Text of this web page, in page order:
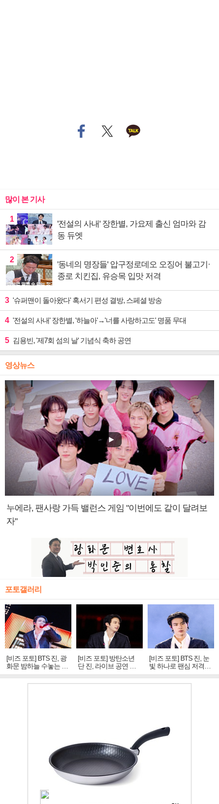
많이 본 기사
1
'전설의 사내' 장한별, 가요제 출신 엄마와 감
동 듀엣
2
'동네의 명장들' 압구정로데오 오징어 불고기·
종로 치킨집, 유승목 입맛 저격
3 '슈퍼맨이 돌아왔다' 혹서기 편성 결방, 스페셜 방송
4 '전설의 사내' 장한별, '하늘아'→'너를 사랑하고도' 명품 무대
5 김용빈, '제7회 섬의 날' 기념식 축하 공연
영상뉴스
누에라, 팬사랑 가득 밸런스 게임 "이번에도 같이 달려보
자"
포토갤러리
[비즈 포토] BTS 진, 광
화문 밤하늘 수놓는 '비
주얼 킹'의 열창
[비즈 포토] 방탄소년
단 진, 라이브 공연 중
빛나는 독보적 아우라
[비즈 포토] BTS 진, 눈
빛 하나로 팬심 저격…
독보적 카리스마